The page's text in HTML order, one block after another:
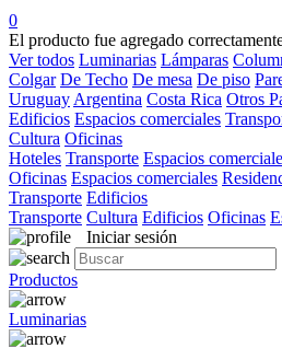
0
El producto fue agregado
Ver todos Luminarias Lámparas
Colgar De Techo De mesa De piso
Uruguay Argentina Costa Rica Otros
Edificios Espacios comerciales
Cultura Oficinas
Hoteles Transporte Espacios
Oficinas Espacios comerciales
Transporte Edificios
Transporte Cultura Edificios Oficinas
Iniciar sesión
Productos
Luminarias